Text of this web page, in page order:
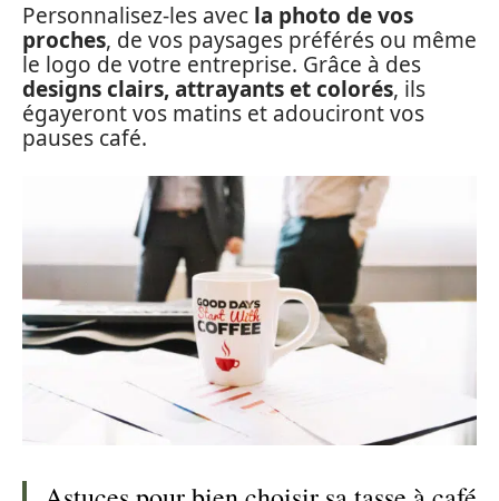
Personnalisez-les avec la photo de vos
proches, de vos paysages préférés ou même
le logo de votre entreprise. Grâce à des
designs clairs, attrayants et colorés, ils
égayeront vos matins et adouciront vos
pauses café.